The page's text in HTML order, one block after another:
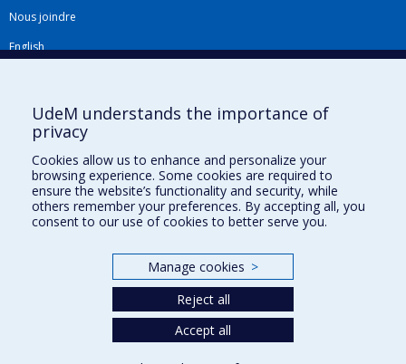
Nous joindre
English
Plan du site
Accessibilité
Gabarits et image de marque
Agenda FMV & calendrier académique
La Faculté de médecine vétérinaire de l'Université de Montréal détient
UdeM understands the importance of
privacy
Cookies allow us to enhance and personalize your
browsing experience. Some cookies are required to
ensure the website’s functionality and security, while
others remember your preferences. By accepting all, you
consent to our use of cookies to better serve you.
Manage cookies >
Reject all
Accept all